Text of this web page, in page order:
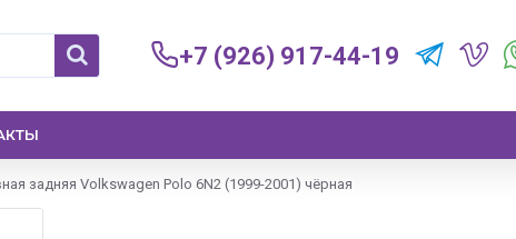
+7 (926) 917-44-19
задняя Volkswagen Polo 6N2 (1999-2001) чёрная